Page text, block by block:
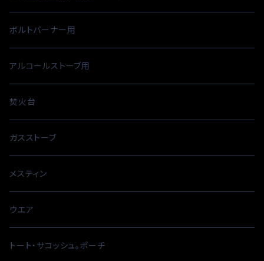
ボルトバーナー用
アルコールストーブ用
焚火台
ガスストーブ
メスティン
ウエア
トート・サコッシュ。ポーチ